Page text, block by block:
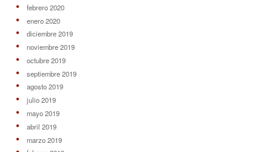
febrero 2020
enero 2020
diciembre 2019
noviembre 2019
octubre 2019
septiembre 2019
agosto 2019
julio 2019
mayo 2019
abril 2019
marzo 2019